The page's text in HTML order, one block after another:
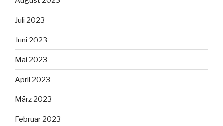
Juli 2023
Juni 2023
Mai 2023
April 2023
März 2023
Februar 2023